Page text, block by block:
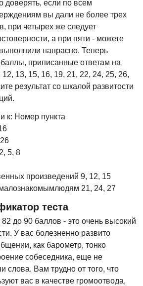
доверять, если по всем
вы дали не более трех
при четырех же следует
а при пяти - можете
выполнили напрасно. Теперь
приписанные ответам на
12, 13, 15, 16, 19, 21, 22, 24, 25, 26,
результат со шкалой развитости
к: Номер пункта
5, 8
произведений 9, 12, 15
21, 24, 27
теста
до 90 баллов - это очень высокий
У вас болезненно развито
как барометр, тонко
собеседника, еще не
слова. Вам трудно от того, что
вас в качестве громоотвода,